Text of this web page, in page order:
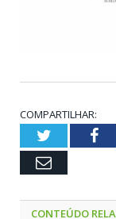
COMPARTILHAR:
Twitter
Email
CONTEÚDO